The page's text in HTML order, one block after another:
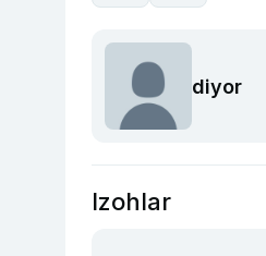
diyor
Izohlar